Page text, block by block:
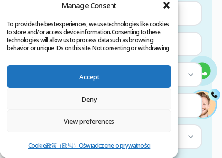
Manage Consent
To provide the best experiences, we use technologies like cookies
to store and/or access device information. Consenting to these
technologies will allow us to process data such as browsing
behavior or unique IDs on this site. Not consenting or withdrawing
Accept
Deny
View preferences
Cookie政策（欧盟）Oświadczenie o prywatności